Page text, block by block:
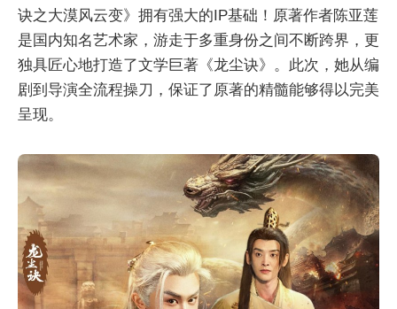
诀之大漠风云变》拥有强大的IP基础！原著作者陈亚莲
是国内知名艺术家，游走于多重身份之间不断跨界，更
独具匠心地打造了文学巨著《龙尘诀》。此次，她从编
剧到导演全流程操刀，保证了原著的精髓能够得以完美
呈现。